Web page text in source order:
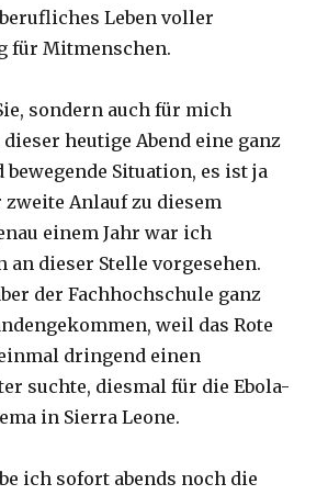
Leben voller
für Mitmenschen.
sondern auch für mich
heutige Abend eine ganz
bewegende Situation, es ist ja
zweite Anlauf zu diesem
einem Jahr war ich
an dieser Stelle vorgesehen.
der Fachhochschule ganz
weil das Rote
dringend einen
suchte, diesmal für die Ebola-
in Sierra Leone.
ich sofort abends noch die